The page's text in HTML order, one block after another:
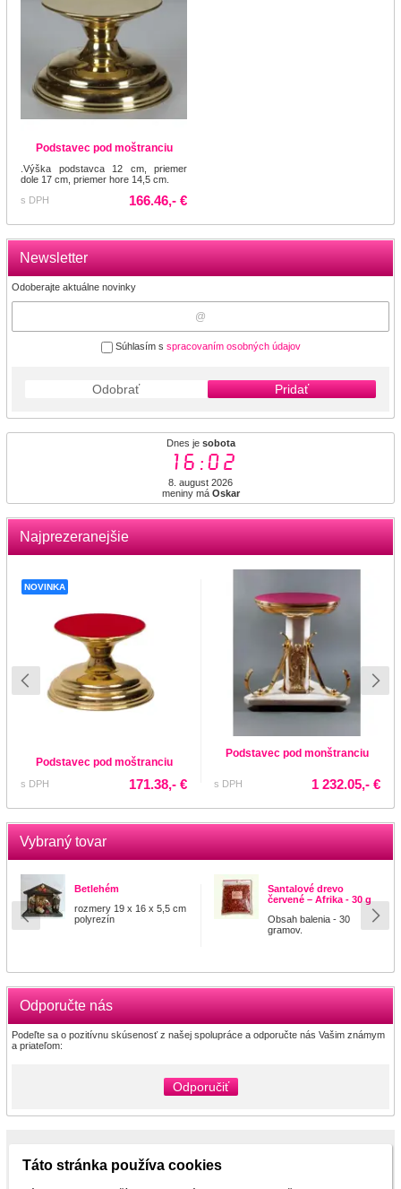
Newsletter
Odoberajte aktuálne novinky
Súhlasím s spracovaním osobných údajov
Odobrať Pridať
Dnes je sobota
16:02
8. august 2026
meniny má Oskar
Najprezeranejšie
NOVINKA
Podstavec pod moštranciu
s DPH 171.38,- €
Podstavec pod monštranciu
s DPH 1 232.05,- €
Vybraný tovar
Betlehém
rozmery 19 x 16 x 5,5 cm
polyrezín
Santalové drevo
červené – Afrika - 30 g
Obsah balenia - 30
gramov.
Odporučte nás
Podeľte sa o pozitívnu skúsenosť z našej spolupráce a odporučte nás Vašim známym
a priateľom:
Odporučiť
Podstavec pod moštranciu
.Výška podstavca 12 cm, priemer
dole 17 cm, priemer hore 14,5 cm.
s DPH
166.46,- €
Partneri
Táto stránka používa cookies